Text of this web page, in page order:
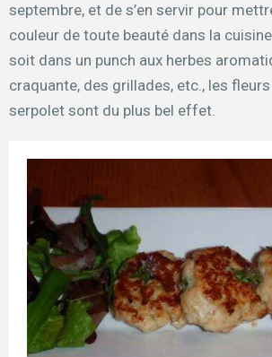
septembre, et de s’en servir pour
couleur de toute beauté dans la
soit dans un punch aux herbes
craquante, des grillades, etc., les
serpolet sont du plus bel effet.